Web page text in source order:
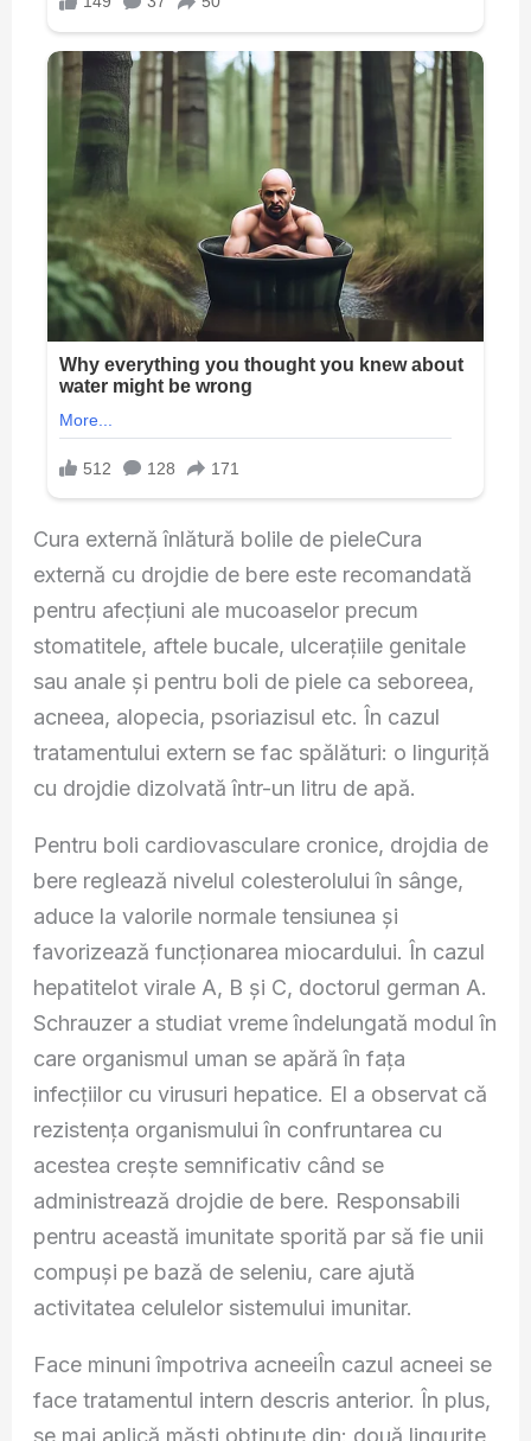
Cura externă înlătură bolile de pieleCura
externă cu drojdie de bere este recomandată
pentru afecţiuni ale mucoaselor precum
stomatitele, aftele bucale, ulceraţiile genitale
sau anale şi pentru boli de piele ca seboreea,
acneea, alopecia, psoriazisul etc. În cazul
tratamentului extern se fac spălături: o linguriţă
cu drojdie dizolvată într-un litru de apă.
Pentru boli cardiovasculare cronice, drojdia de
bere reglează nivelul colesterolului în sânge,
aduce la valorile normale tensiunea şi
favorizează funcţionarea miocardului. În cazul
hepatitelot virale A, B şi C, doctorul german A.
Schrauzer a studiat vreme îndelungată modul în
care organismul uman se apără în faţa
infecţiilor cu virusuri hepatice. El a observat că
rezistenţa organismului în confruntarea cu
acestea creşte semnificativ când se
administrează drojdie de bere. Responsabili
pentru această imunitate sporită par să fie unii
compuşi pe bază de seleniu, care ajută
activitatea celulelor sistemului imunitar.
Face minuni împotriva acneeiÎn cazul acneei se
face tratamentul intern descris anterior. În plus,